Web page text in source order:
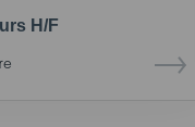
H/F